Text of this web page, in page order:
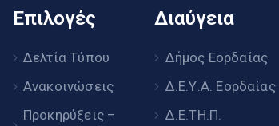
Επιλογές
Δελτία Τύπου
Ανακοινώσεις
Προκηρύξεις –
Διαύγεια
Δήμος Εορδαίας
Δ.Ε.Υ.Α. Εορδαίας
Δ.Ε.ΤΗ.Π.